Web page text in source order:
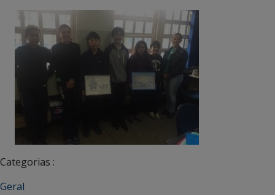
Categorias :
Geral